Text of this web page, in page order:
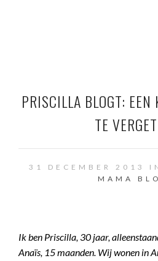
PRISCILLA BLOGT:
TE
31 DECEMBER 2013
MAMA
Ik ben Priscilla, 30 jaar,
Anaïs, 15 maanden. Wij wonen in